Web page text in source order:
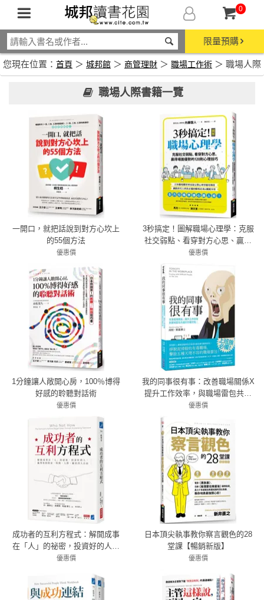
0
限量預購
您現在位置： 首頁 ＞ 城邦館 ＞ 商管理財 ＞ 職場工作術 ＞ 職場人際
職場人際書籍一覽
一開口，就把話說到對方心坎上
的55個方法
優惠價
3秒搞定！圖解職場心理學：克服
社交弱點、看穿對方心思、贏得
場面優勢的120則心理技巧
優惠價
1分鐘讓人敞開心房，100％博得
好感的聆聽對話術
優惠價
我的同事很有事：改善職場關係X
提升工作效率，與職場雷包共處
的作戰守則。
優惠價
成功者的互利方程式：解開成事
在「人」的祕密，投資好的人，
贏得你的財富、時間、人際、願
優惠價
日本頂尖執事教你察言觀色的28
堂課【暢銷新版】
優惠價